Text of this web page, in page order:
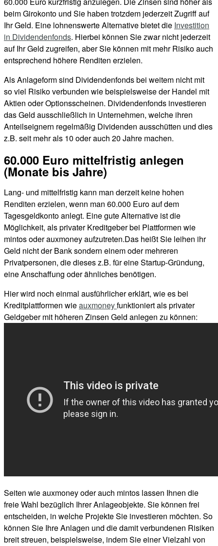
beim Girokonto und Sie haben trotzdem jederzeit Zugriff auf
Ihr Geld. Eine lohnenswerte Alternative bietet die Investition
in Dividendenfonds. Hierbei können Sie zwar nicht jederzeit
auf Ihr Geld zugreifen, aber Sie können mit mehr Risiko auch
entsprechend höhere Renditen erzielen.
Als Anlageform sind Dividendenfonds bei weitem nicht mit
so viel Risiko verbunden wie beispielsweise der Handel mit
Aktien oder Optionsscheinen. Dividendenfonds investieren
das Geld ausschließlich in Unternehmen, welche ihren
Anteilseignern regelmäßig Dividenden ausschütten und dies
z.B. seit mehr als 10 oder auch 20 Jahre machen.
60.000 Euro mittelfristig anlegen
(Monate bis Jahre)
Lang- und mittelfristig kann man derzeit keine hohen
Renditen erzielen, wenn man 60.000 Euro auf dem
Tagesgeldkonto anlegt. Eine gute Alternative ist die
Möglichkeit, als privater Kreditgeber bei Plattformen wie
mintos oder auxmoney aufzutreten.Das heißt Sie leihen ihr
Geld nicht der Bank sondern einem oder mehreren
Privatpersonen, die dieses z.B. für eine Startup-Gründung,
eine Anschaffung oder ähnliches benötigen.
Hier wird noch einmal ausführlicher erklärt, wie es bei
Kreditplattformen wieauxmoneyfunktioniert als privater
Geldgeber mit höheren Zinsen Geld anlegen zu können:
Seiten wie auxmoney oder auch mintos lassen Ihnen die
freie Wahl bezüglich Ihrer Anlageobjekte. Sie können frei
entscheiden, in welche Projekte Sie investieren möchten. So
können Sie Ihre Anlagen und die damit verbundenen Risiken
breit streuen, beispielsweise, indem Sie einer Vielzahl von